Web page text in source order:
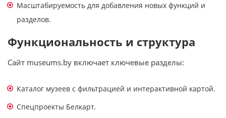
Масштабируемость для добавления новых функций и
разделов.
Функциональность и структура
Сайт museums.by включает ключевые разделы:
Каталог музеев с фильтрацией и интерактивной картой.
Спецпроекты Белкарт.